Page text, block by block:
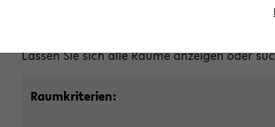
Lassen Sie sich alle Räume anzeigen oder
Raumkriterien: